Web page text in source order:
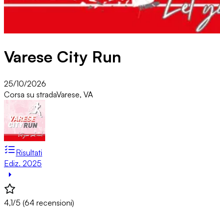
Varese City Run
25/10/2026
Corsa su stradaVarese, VA
Risultati
Ediz. 2025
4,1/5 (64 recensioni)